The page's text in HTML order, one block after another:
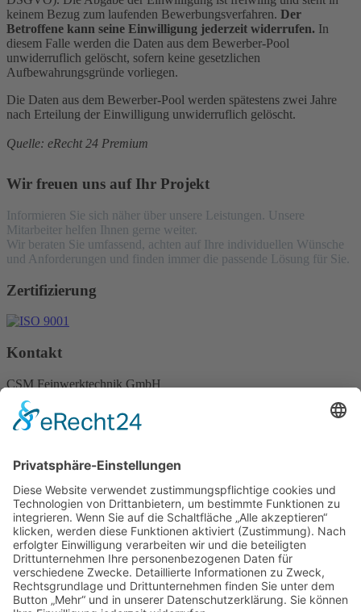
keinem Bezug zum laufenden Bewerbungsverfahren. Der
Betroffene kann seine Einwilligung jederzeit widerrufen. In
diesem Falle werden die Daten aus dem Bewerber-Pool
unwiderruflich gelöscht, sofern keine gesetzlichen
Aufbewahrungsgründe vorliegen.
Die Daten aus dem Bewerber-Pool werden spätestens zwei Jahre
nach Erteilung der Einwilligung unwiderruflich gelöscht.
Quelle: eRecht 24 Premium
Wir freuen uns auf Ihr Projekt
Informieren Sie sich näher über unsere Leistungen. Unsere
Mitarbeiter helfen Ihnen gerne weiter.
Wir beraten Sie umfassend, achten auf Ihre individuellen Wünsche
und Anforderungen und finden immer die passende Lösung für Sie.
Zertifizierung
Kontakt
CSM Feinwerktechnik GmbH
Lugwaldstraße 24
75417 Mühlacker
info@csm-feinwerktechnik.de
© 2026
IMPRESSUM|DATENSCHUTZ
Mobile Menu Toggle
HOME
UNTERNEHMEN